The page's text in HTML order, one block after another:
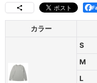
カラー
S
M
L